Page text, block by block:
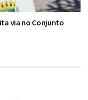
via no Conjunto